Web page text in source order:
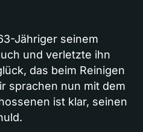
Jähriger seinem
und verletzte ihn
das beim Reinigen
sprachen nun mit dem
ist klar, seinen